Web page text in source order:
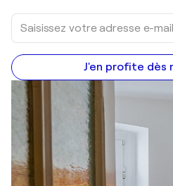
J'en profite dès